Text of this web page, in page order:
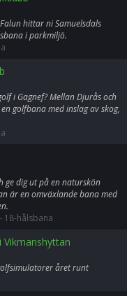
hittar ni Samuelsdals
i parkmiljö.
i Gagnef? Mellan Djurås och
golfbana med inslag av skog,
ge dig ut på en naturskön
är en omväxlande bana med
- 18-hålsbana
Vikmanshyttan
året runt